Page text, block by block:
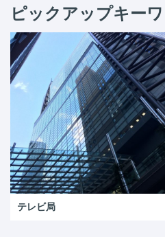
ピックアップキー
テレビ局